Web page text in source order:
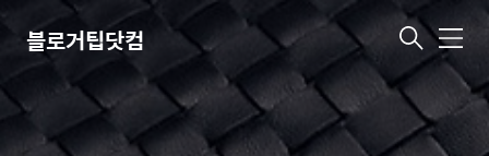
블로거팁닷컴 메
뉴